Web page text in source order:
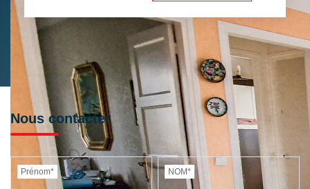
RESTAURANTS ET CAFÉS COMMERCES
MÉDECINS
Nous contacter
Prénom* NOM*